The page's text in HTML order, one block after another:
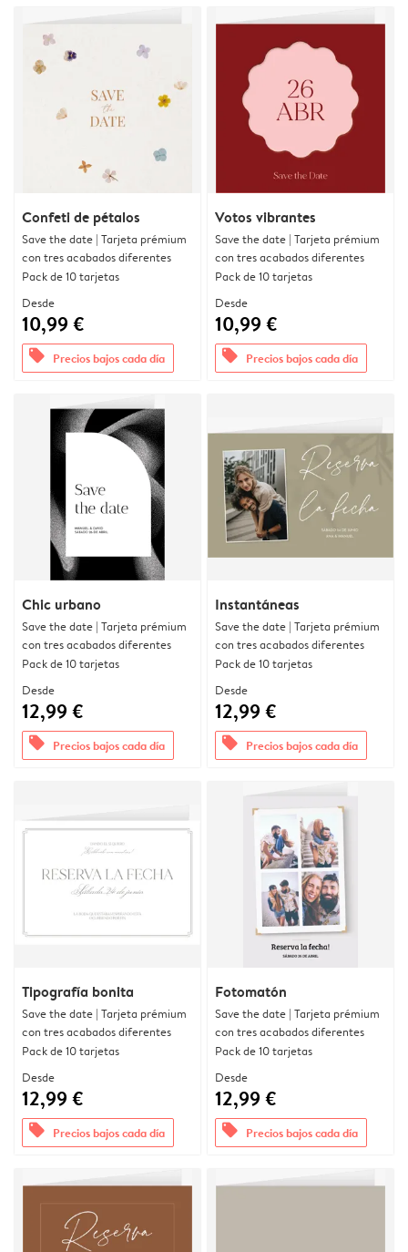
Confeti de pétalos
Save the date | Tarjeta prémium
con tres acabados diferentes
Pack de 10 tarjetas
Desde
10,99 €
offers Precios bajos cada día
Votos vibrantes
Save the date | Tarjeta prémium
con tres acabados diferentes
Pack de 10 tarjetas
Desde
10,99 €
offers Precios bajos cada día
Chic urbano
Save the date | Tarjeta prémium
con tres acabados diferentes
Pack de 10 tarjetas
Desde
12,99 €
offers Precios bajos cada día
Instantáneas
Save the date | Tarjeta prémium
con tres acabados diferentes
Pack de 10 tarjetas
Desde
12,99 €
offers Precios bajos cada día
Tipografía bonita
Save the date | Tarjeta prémium
con tres acabados diferentes
Pack de 10 tarjetas
Desde
12,99 €
offers Precios bajos cada día
Fotomatón
Save the date | Tarjeta prémium
con tres acabados diferentes
Pack de 10 tarjetas
Desde
12,99 €
offers Precios bajos cada día